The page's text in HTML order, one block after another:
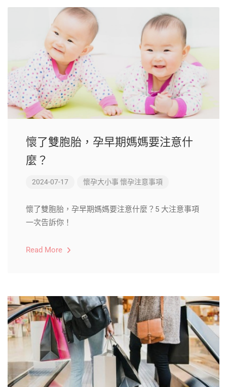
​​懷了雙胞胎，孕早期媽媽要注意什
麼？
2024-07-17 懷孕大小事懷孕注意事項
懷了雙胞胎，孕早期媽媽要注意什麼？5 大注意事項
一次告訴你！
Read More